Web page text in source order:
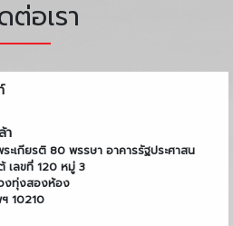
ต่อเรา
า
ะเกียรติ 80 พรรษา อาคารรัฐประศาสน
เลขที่ 120 หมู่ 3
งทุ่งสองห้อง
10210